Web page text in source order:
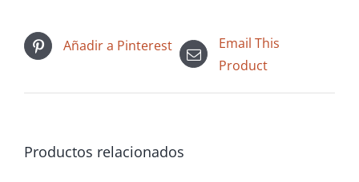
Añadir a Pinterest
Email This
Product
Productos relacionados